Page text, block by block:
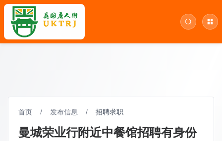
首页 / 发布信息 / 招聘求职
曼城荣业行附近中餐馆招聘有身份